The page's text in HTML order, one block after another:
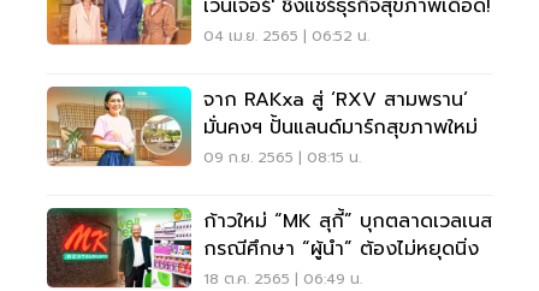
เวนเจอร์' ชิงแชร์ธุรกิจสุขภาพเดือด!
04 เม.ย. 2565 | 06:52 น.
จาก RAKxa สู่ ‘RXV สามพราน’
มั่นคงฯ ปั้นแลนด์มาร์กสุขภาพใหม่
09 ก.ย. 2565 | 08:15 น.
ก้าวใหม่ “MK สุกี้” บุกตลาดเวลเนส
กรณีศึกษา “ผู้นำ” ต้องไม่หยุดนิ่ง
18 ต.ค. 2565 | 06:49 น.